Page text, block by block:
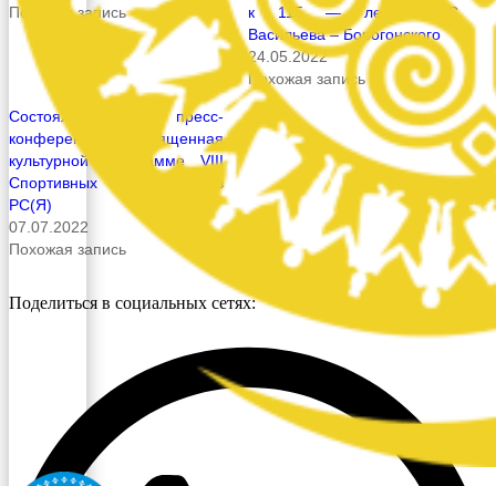
Похожая запись
к 115 — летию С.С.
Васильева – Борогонского
24.05.2022
Похожая запись
Состоялась пресс-
конференция, посвященная
культурной программе VIII
Спортивных Игр народов
РС(Я)
07.07.2022
Похожая запись
Поделиться в социальных сетях: